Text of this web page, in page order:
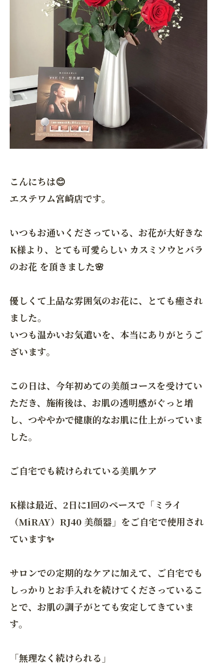
こんにちは😊
エステワム宮崎店です。
いつもお通いくださっている、お花が大好きな
K様より、とても可愛らしい カスミソウとバラ
のお花 を頂きました🌸
優しくて上品な雰囲気のお花に、とても癒され
ました。
いつも温かいお気遣いを、本当にありがとうご
ざいます。
この日は、今年初めての美顔コースを受けてい
ただき、施術後は、お肌の透明感がぐっと増
し、つややかで健康的なお肌に仕上がっていま
した。
ご自宅でも続けられている美肌ケア
K様は最近、2日に1回のペースで「ミライ
（MiRAY）RJ40 美顔器」をご自宅で使用され
ています✨
サロンでの定期的なケアに加えて、ご自宅でも
しっかりとお手入れを続けてくださっているこ
とで、お肌の調子がとても安定してきていま
す。
「無理なく続けられる」